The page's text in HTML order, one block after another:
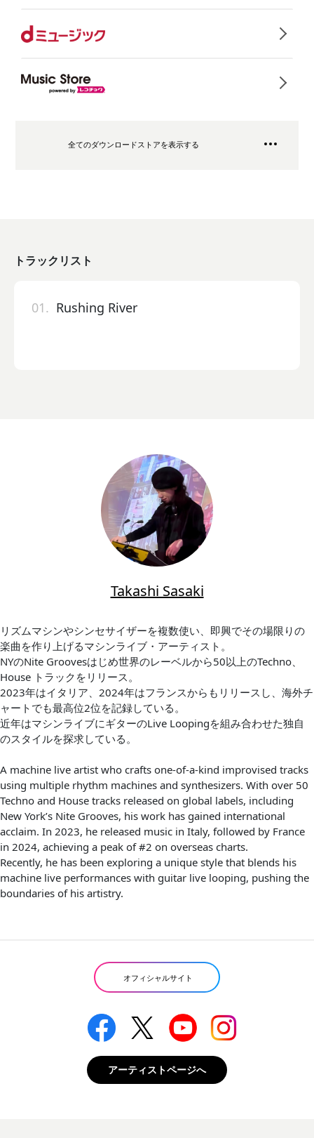
全てのダウンロードストアを表示する
トラックリスト
01. Rushing River
Takashi Sasaki
リズムマシンやシンセサイザーを複数使い、即興でその場限りの
楽曲を作り上げるマシンライブ・アーティスト。
NYのNite Groovesはじめ世界のレーベルから50以上のTechno、
House トラックをリリース。
2023年はイタリア、2024年はフランスからもリリースし、海外チ
ャートでも最高位2位を記録している。
近年はマシンライブにギターのLive Loopingを組み合わせた独自
のスタイルを探求している。
A machine live artist who crafts one-of-a-kind improvised tracks
using multiple rhythm machines and synthesizers. With over 50
Techno and House tracks released on global labels, including
New York’s Nite Grooves, his work has gained international
acclaim. In 2023, he released music in Italy, followed by France
in 2024, achieving a peak of #2 on overseas charts.
Recently, he has been exploring a unique style that blends his
machine live performances with guitar live looping, pushing the
boundaries of his artistry.
オフィシャルサイト
アーティストページへ